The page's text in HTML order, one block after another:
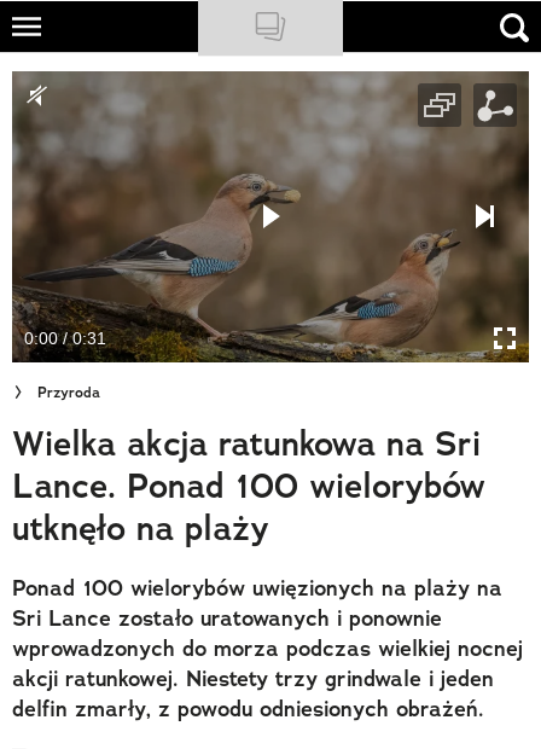
Skip
main
content
NATIONAL GEOGRAPHIC
TRAVELER
PODCASTY
Sklep
Newsletter
Cuda Polski
Wielki Konkurs Fotograficzny
Trendbook Podróżniczy
Polecane
0:00 / 0:31
Przyroda
Wielka akcja ratunkowa na Sri
Lance. Ponad 100 wielorybów
utknęło na plaży
Ponad 100 wielorybów uwięzionych na plaży na
Sri Lance zostało uratowanych i ponownie
wprowadzonych do morza podczas wielkiej nocnej
akcji ratunkowej. Niestety trzy grindwale i jeden
delfin zmarły, z powodu odniesionych obrażeń.